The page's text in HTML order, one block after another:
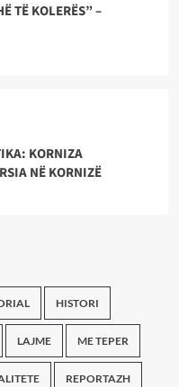
TË KOLERËS” –
KORNIZA
NË KORNIZË
HISTORI
LAJME ME TEPER
REPORTAZH